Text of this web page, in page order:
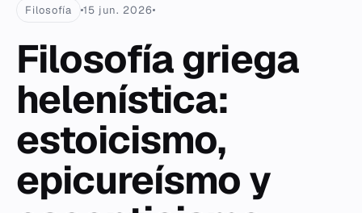
Filosofía 15 jun. 2026
Filosofía griega
helenística:
estoicismo,
epicureísmo y